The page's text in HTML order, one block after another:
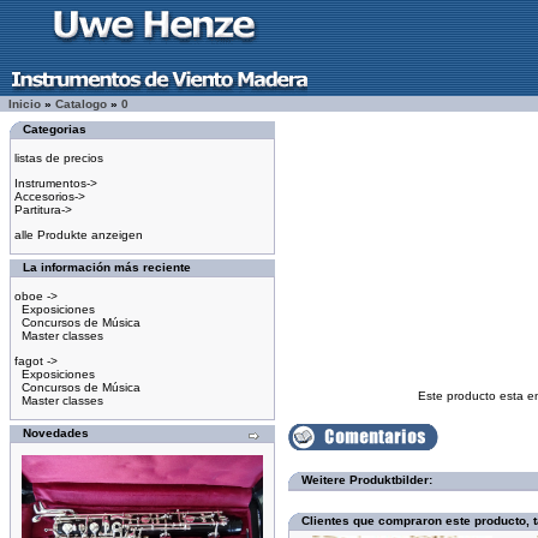
Inicio » Catalogo » 0
Categorias
listas de precios
Instrumentos->
Accesorios->
Partitura->
alle Produkte anzeigen
La información más reciente
oboe ->
Exposiciones
Concursos de Música
Master classes
fagot ->
Exposiciones
Concursos de Música
Master classes
Novedades
Este producto esta
Weitere Produktbilder:
Clientes que compraron este producto,